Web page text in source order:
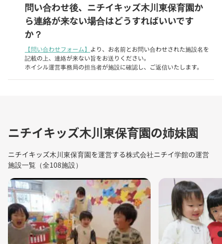
問い合わせ後、ニチイキッズ木川東保育園か
ら連絡が来ない場合はどうすればいいです
か？
【問い合わせフォーム】 より、お名前とお問い合わせされた施設名を
記載の上、連絡が来ない旨をお送りください。
ホイシル運営事務局の担当者が施設に確認し、ご返信いたします。
ニチイキッズ木川東保育園の姉妹園
ニチイキッズ木川東保育園を運営する株式会社ニチイ学館の運営
施設一覧（全108施設）